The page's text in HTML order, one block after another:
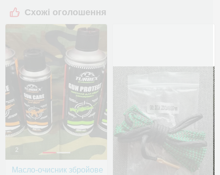
Схожі оголошення
2
Масло-очисник збройове